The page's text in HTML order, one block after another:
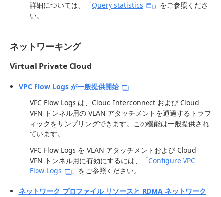
詳細については、「Query statistics
」をご参照くださ
い。
ネットワーキング
Virtual Private Cloud
VPC Flow Logs が一般提供開始
VPC Flow Logs は、Cloud Interconnect および Cloud
VPN トンネル用の VLAN アタッチメントを通過するトラフ
ィックをサンプリングできます。この機能は一般提供され
ています。
VPC Flow Logs を VLAN アタッチメントおよび Cloud
VPN トンネル用に有効にするには、「Configure VPC
Flow Logs
」をご参照ください。
ネットワーク プロファイル リソースと RDMA ネットワーク